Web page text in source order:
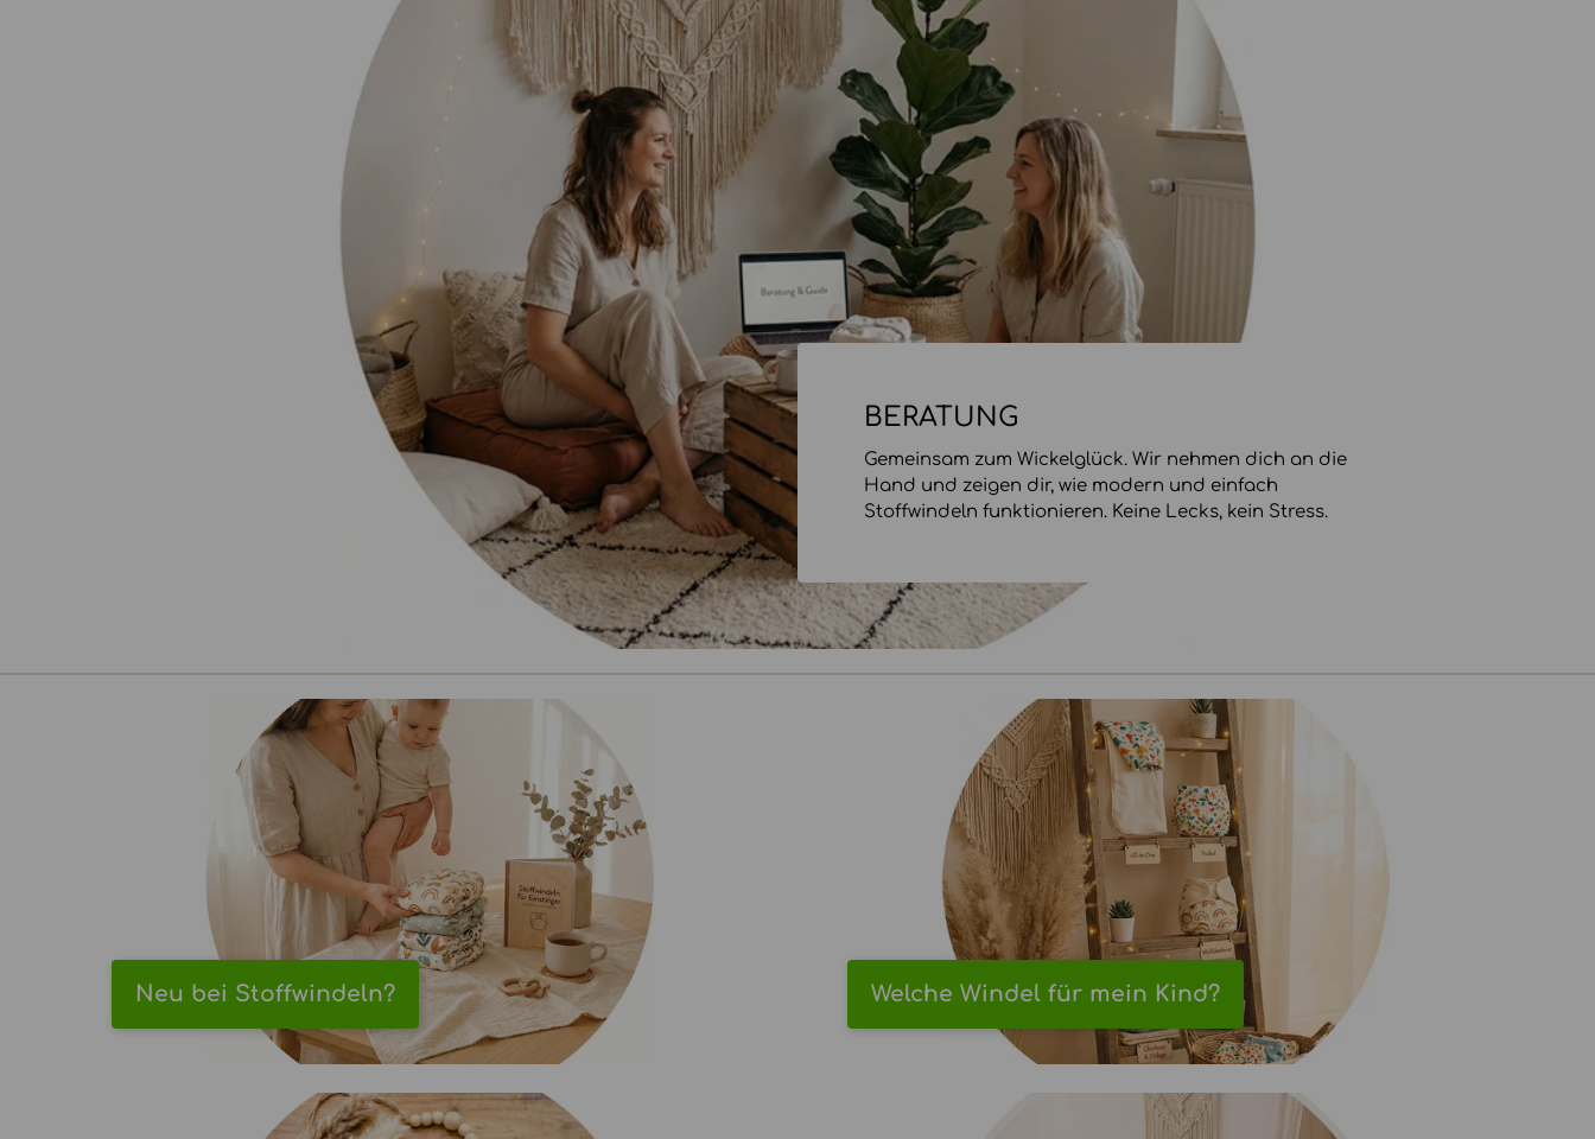
BERATUNG
Gemeinsam zum Wickelglück. Wir nehmen dich an die
Hand und zeigen dir, wie modern und einfach
Stoffwindeln funktionieren. Keine Lecks, kein Stress.
Neu bei Stoffwindeln? Welche Windel für mein Kind?